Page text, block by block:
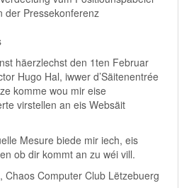
der Pressekonferenz
häerzlechst den 1ten Februar
Hugo Hal, iwwer d’Säitenentrée
komme wou mir eise
virstellen an eis Websäit
Mesure biede mir iech, eis
ob dir kommt an zu wéi vill.
Chaos Computer Club Lëtzebuerg